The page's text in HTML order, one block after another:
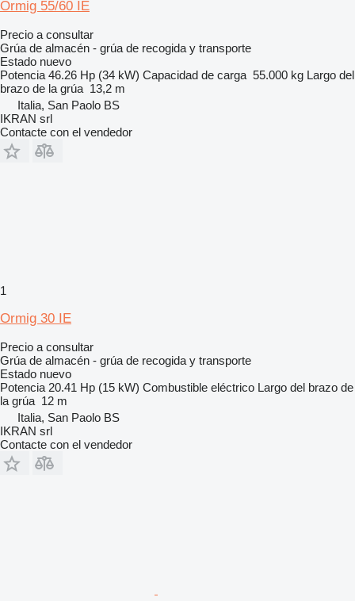
Ormig 55/60 IE
Precio a consultar
Grúa de almacén - grúa de recogida y transporte
Estado nuevo
Potencia 46.26 Hp (34 kW) Capacidad de carga 55.000 kg Largo del
brazo de la grúa 13,2 m
Italia, San Paolo BS
IKRAN srl
Contacte con el vendedor
1
Ormig 30 IE
Precio a consultar
Grúa de almacén - grúa de recogida y transporte
Estado nuevo
Potencia 20.41 Hp (15 kW) Combustible eléctrico Largo del brazo de
la grúa 12 m
Italia, San Paolo BS
IKRAN srl
Contacte con el vendedor